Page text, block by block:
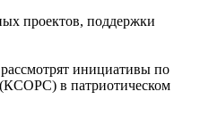
проектов, поддержки
инициативы по
(КСОРС) в патриотическом